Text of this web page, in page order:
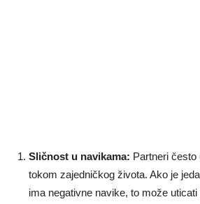
Sličnost u navikama: Partneri
tokom zajedničkog života. Ako je
ima negativne navike, to može